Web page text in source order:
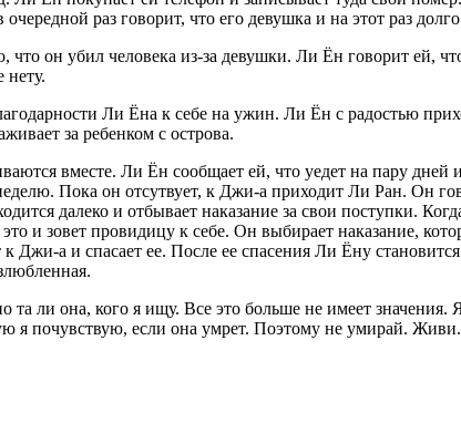
раз говорит, что его девушка и на этот раз
что он убил человека из-за девушки. Ли Ён говорит ей,
нету.
Ли Ёна к себе на ужин. Ли Ён с радостью
за ребенком с острова.
вместе. Ли Ён сообщает ей, что уедет на пару дней
неделю. Пока он отсутвует, к Джи-а приходит Ли Ран. Он
далеко и отбывает наказание за свои поступки.
и зовет провидицу к себе. Он выбирает наказание,
к Джи-а и спасает ее. После ее спасения Ли Ёну
та ли она, кого я ищу. Все это больше не имеет
я почувствую, если она умрет. Поэтому не умирай.